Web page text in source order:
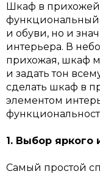
Шкаф в прихожей
функциональный
и обуви, но и
интерьера. В
прихожая, шкаф
и задать тон
сделать шкаф в
элементом
1. Выбор яркого
Самый простой